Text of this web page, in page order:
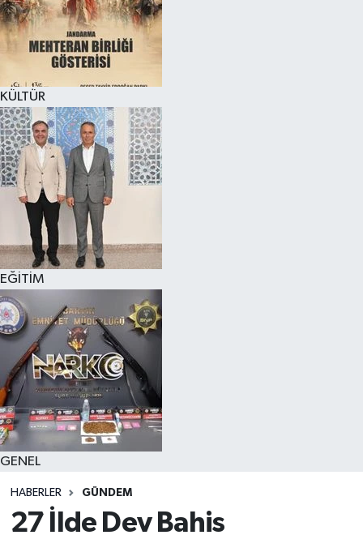
KÜLTÜR
EĞİTİM
GENEL
HABERLER GÜNDEM
27 İlde Dev Bahis
KÜLTÜR SANAT
MAGAZİN
SAĞLIK
SİYASET
SPOR
TEKNOLOJİ
VİZYONDAKİLER
YAŞAM